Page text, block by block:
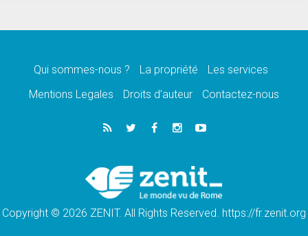
08.08.2026
08.08.2026
catholiques
Au Bangladesh, l'Église accompagne les
Dalits sur le chemin de la dignité
Philippines: le vicariat apostolique de
Calapan devient un diocèse
Qui sommes-nous ? La propriété
Les services
Mentions Legales
Droits d’auteur Contactez-nous
Copyright © 2026 ZENIT. All Rights Reserved. https://fr.zenit.org